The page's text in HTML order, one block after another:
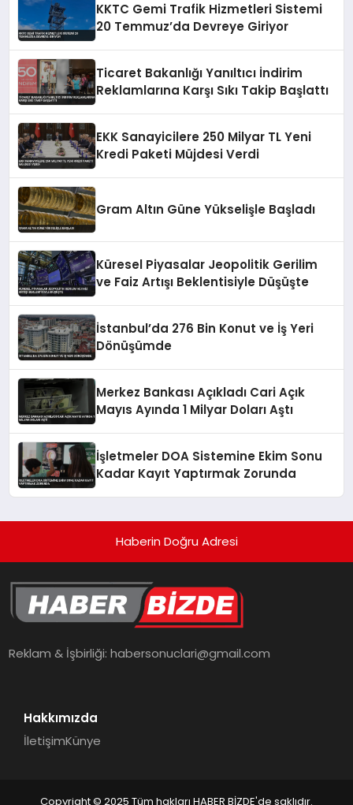
KKTC Gemi Trafik Hizmetleri Sistemi
20 Temmuz’da Devreye Giriyor
Ticaret Bakanlığı Yanıltıcı İndirim
Reklamlarına Karşı Sıkı Takip Başlattı
EKK Sanayicilere 250 Milyar TL Yeni
Kredi Paketi Müjdesi Verdi
Gram Altın Güne Yükselişle Başladı
Küresel Piyasalar Jeopolitik Gerilim
ve Faiz Artışı Beklentisiyle Düşüşte
İstanbul’da 276 Bin Konut ve İş Yeri
Dönüşümde
Merkez Bankası Açıkladı Cari Açık
Mayıs Ayında 1 Milyar Doları Aştı
İşletmeler DOA Sistemine Ekim Sonu
Kadar Kayıt Yaptırmak Zorunda
Haberin Doğru Adresi
Reklam & İşbirliği:habersonuclari@gmail.com
Hakkımızda
İletişimKünye
Copyright © 2025 Tüm hakları HABER BİZDE'de saklıdır.